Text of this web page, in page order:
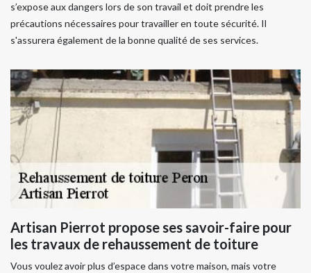
s’expose aux dangers lors de son travail et doit prendre les
précautions nécessaires pour travailler en toute sécurité. Il
s'assurera également de la bonne qualité de ses services.
Artisan Pierrot propose ses savoir-faire pour
les travaux de rehaussement de toiture
Vous voulez avoir plus d’espace dans votre maison, mais votre